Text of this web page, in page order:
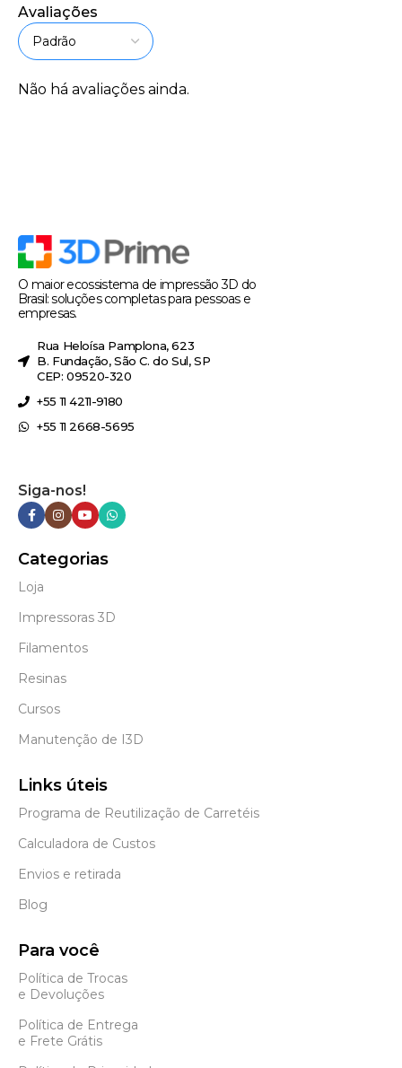
Avaliações
Não há avaliações ainda.
O maior ecossistema de impressão 3D do
Brasil: soluções completas para pessoas e
empresas.
Rua Heloísa Pamplona, 623
B. Fundação, São C. do Sul, SP
CEP: 09520-320
+55 11 4211-9180
+55 11 2668-5695
Siga-nos!
Categorias
Loja
Impressoras 3D
Filamentos
Resinas
Cursos
Manutenção de I3D
Links úteis
Programa de Reutilização de Carretéis
Calculadora de Custos
Envios e retirada
Blog
Para você
Política de Trocas
e Devoluções
Política de Entrega
e Frete Grátis